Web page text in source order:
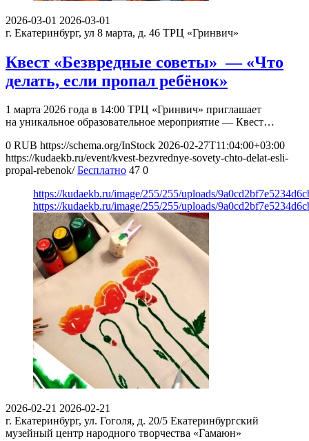
2026-03-01 2026-03-01
г. Екатеринбург, ул 8 марта, д. 46 ТРЦ «Гринвич»
Квест «Безвредные советы» — «Что
делать, если пропал ребёнок»
1 марта 2026 года в 14:00 ТРЦ «Гринвич» приглашает
на уникальное образовательное мероприятие — Квест…
0 RUB https://schema.org/InStock 2026-02-27T11:04:00+03:00
https://kudaekb.ru/event/kvest-bezvrednye-sovety-chto-delat-esli-
propal-rebenok/ Бесплатно 47 0
https://kudaekb.ru/image/255/255/uploads/
https://kudaekb.ru/image/255/255/uploads/
2026-02-21 2026-02-21
г. Екатеринбург, ул. Гоголя, д. 20/5 Екатеринбургский
музейный центр народного творчества «Гамаюн»